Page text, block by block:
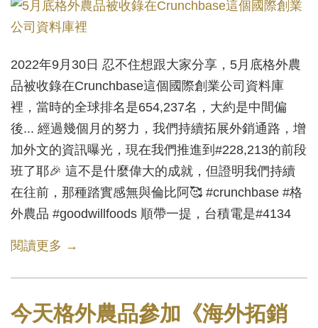
2022年9月30日 忍不住想跟大家分享，5月底格外農
品被收錄在Crunchbase這個國際創業公司資料庫
裡，當時的全球排名是654,237名，大約是中間偏
後... 經過幾個月的努力，我們持續拓展外銷通路，增
加外文的資訊曝光，現在我們推進到#228,213的前段
班了耶🎉 這不是什麼偉大的成就，但證明我們持續
在往前，那種踏實感無與倫比阿🥰 #crunchbase #格
外農品 #goodwillfoods 順帶一提，台積電是#4134
閱讀更多 →
今天格外農品參加《海外拓銷